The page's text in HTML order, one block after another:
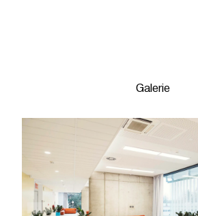
Galerie